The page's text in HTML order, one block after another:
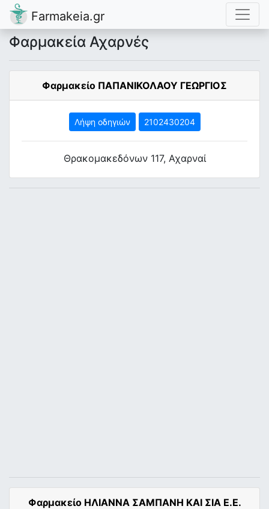
Farmakeia.gr
Φαρμακεία Αχαρνές
Φαρμακείο ΠΑΠΑΝΙΚΟΛΑΟΥ ΓΕΩΡΓΙΟΣ
Λήψη οδηγιών 2102430204
Θρακομακεδόνων 117, Αχαρναί
Φαρμακείο ΗΛΙΑΝΝΑ ΣΑΜΠΑΝΗ ΚΑΙ ΣΙΑ Ε.Ε.